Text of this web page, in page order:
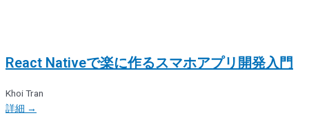
React Nativeで楽に作るスマホアプリ開発入門
Khoi Tran
詳細 →